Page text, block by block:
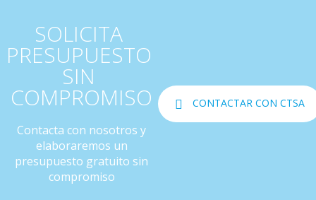
SOLICITA
PRESUPUESTO
SIN
COMPROMISO
Contacta con nosotros y
elaboraremos un
presupuesto gratuito sin
compromiso
CONTACTAR CON CTSA